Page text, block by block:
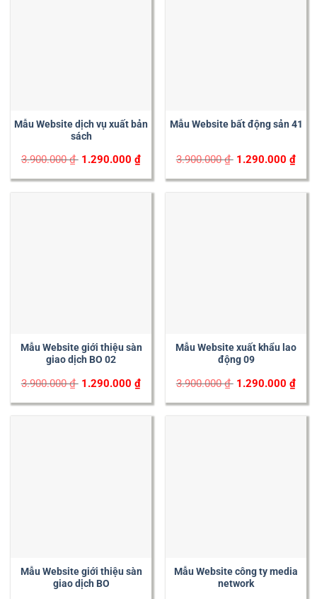
Mẫu Website dịch vụ xuất bản
sách
3.900.000₫ Original
was:
1.290.000₫Current
is:
Mẫu Website bất động sản 41
3.900.000₫ Original
was:
1.290.000₫
is:
Mẫu Website giới thiệu sàn
giao dịch BO 02
3.900.000₫ Original
was:
1.290.000₫Current
is:
Mẫu Website xuất khẩu lao
động 09
3.900.000₫ Original
was:
1.290.000₫
is:
Mẫu Website giới thiệu sàn
giao dịch BO
Mẫu Website công ty media
network